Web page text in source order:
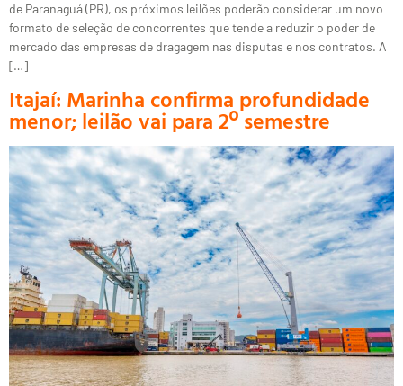
de Paranaguá (PR), os próximos leilões poderão considerar um novo
formato de seleção de concorrentes que tende a reduzir o poder de
mercado das empresas de dragagem nas disputas e nos contratos. A
[…]
Itajaí: Marinha confirma profundidade
menor; leilão vai para 2º semestre